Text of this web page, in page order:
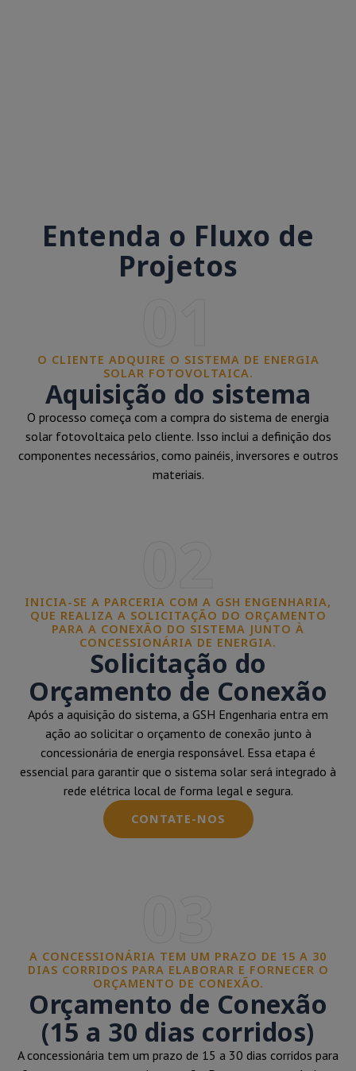
Entenda o Fluxo de
Projetos
O CLIENTE ADQUIRE O SISTEMA DE ENERGIA
SOLAR FOTOVOLTAICA.
Aquisição do sistema
O processo começa com a compra do sistema de energia
solar fotovoltaica pelo cliente. Isso inclui a definição dos
componentes necessários, como painéis, inversores e outros
materiais.
INICIA-SE A PARCERIA COM A GSH ENGENHARIA,
QUE REALIZA A SOLICITAÇÃO DO ORÇAMENTO
PARA A CONEXÃO DO SISTEMA JUNTO À
CONCESSIONÁRIA DE ENERGIA.
Solicitação do
Orçamento de Conexão
Após a aquisição do sistema, a GSH Engenharia entra em
ação ao solicitar o orçamento de conexão junto à
concessionária de energia responsável. Essa etapa é
essencial para garantir que o sistema solar será integrado à
rede elétrica local de forma legal e segura.
CONTATE-NOS
A CONCESSIONÁRIA TEM UM PRAZO DE 15 A 30
DIAS CORRIDOS PARA ELABORAR E FORNECER O
ORÇAMENTO DE CONEXÃO.
Orçamento de Conexão
(15 a 30 dias corridos)
A concessionária tem um prazo de 15 a 30 dias corridos para